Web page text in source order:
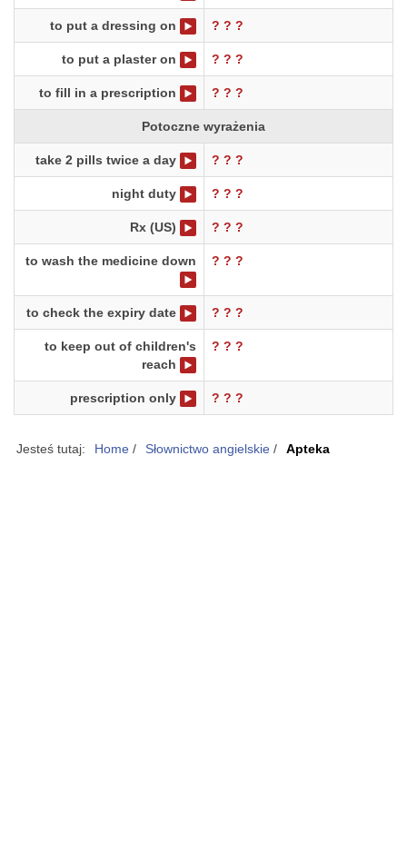
to put a dressing on ? ? ?
to put a plaster on ? ? ?
to fill in a prescription ? ? ?
Potoczne wyrażenia
take 2 pills twice a day ? ? ?
night duty ? ? ?
Rx (US) ? ? ?
to wash the medicine down ? ? ?
to check the expiry date ? ? ?
to keep out of children's
reach
? ? ?
prescription only ? ? ?
Jesteś tutaj: Home / Słownictwo angielskie / Apteka